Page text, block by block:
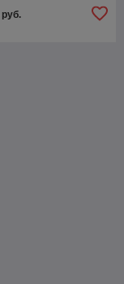
руб.